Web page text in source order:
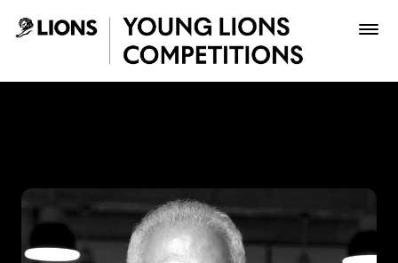
Saltar al contenido principal
Inscribir